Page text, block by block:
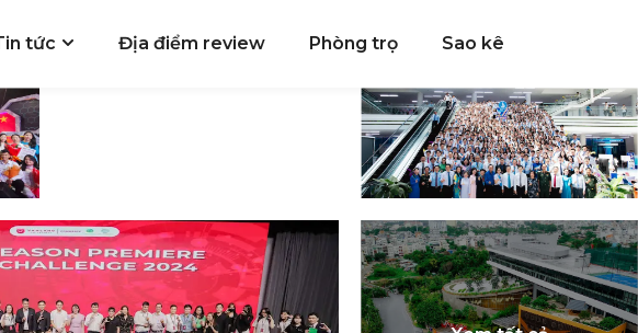
tức Địa điểm review Phòng trọ Sao kê